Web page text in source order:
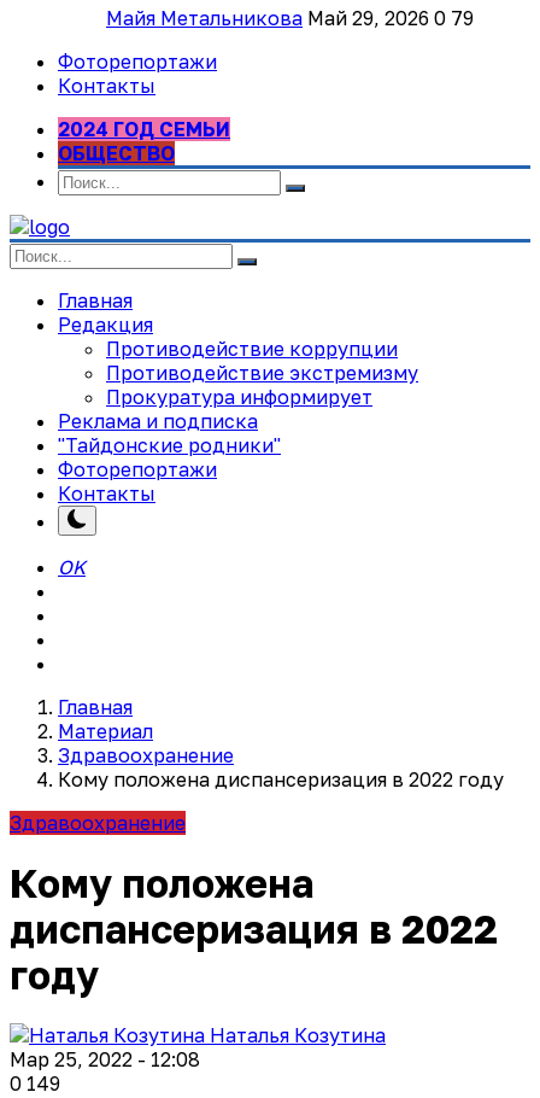
Майя Метальникова Май 29, 2026 0 79
Фоторепортажи
Контакты
2024 ГОД СЕМЬИ
ОБЩЕСТВО
Главная
Редакция
Противодействие коррупции
Противодействие экстремизму
Прокуратура информирует
Реклама и подписка
"Тайдонские родники"
Фоторепортажи
Контакты
OK
Главная
Материал
Здравоохранение
Кому положена диспансеризация в 2022 году
Здравоохранение
Кому положена
диспансеризация в 2022
году
Наталья Козутина
Мар 25, 2022 - 12:08
0 149